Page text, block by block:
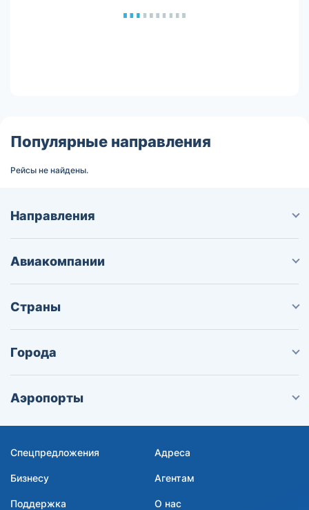
Популярные направления
Рейсы не найдены.
Направления
Авиакомпании
Страны
Города
Аэропорты
Спецпредложения Адреса
Бизнесу Агентам
Поддержка О нас